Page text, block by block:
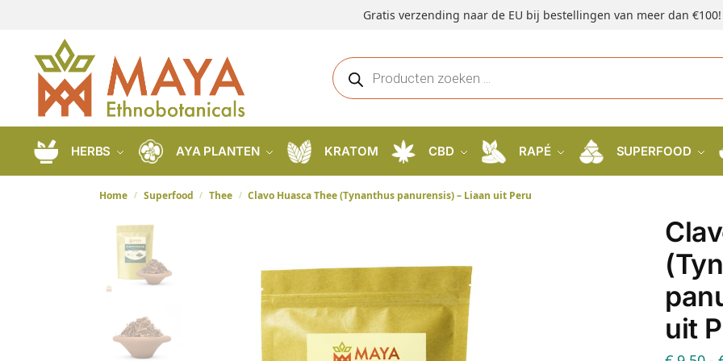
Gratis verzending naar de EU bij bestellingen van meer dan €100!
HERBS AYA PLANTEN KRATOM CBD RAPÉ SUPERFOOD
Home / Superfood / Thee / Clavo Huasca Thee (Tynanthus panurensis) – Liaan uit Peru
uit